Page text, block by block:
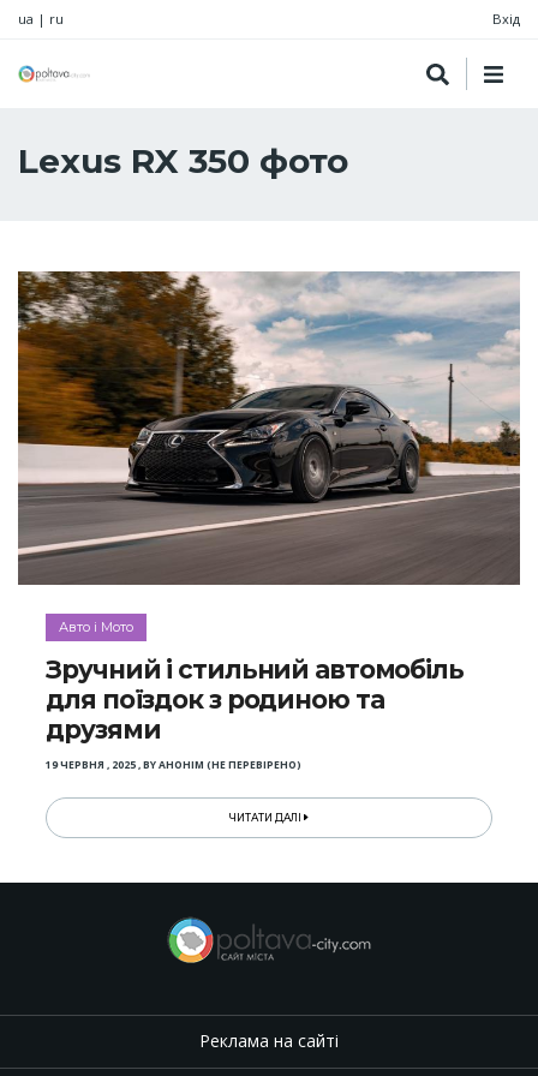
ua | ru Вхід
Lexus RX 350 фото
Авто і Мото
Зручний і стильний автомобіль
для поїздок з родиною та
друзями
19 ЧЕРВНЯ , 2025,BYАНОНІМ (НЕ ПЕРЕВІРЕНО)
ЧИТАТИ ДАЛІ
Реклама на сайті